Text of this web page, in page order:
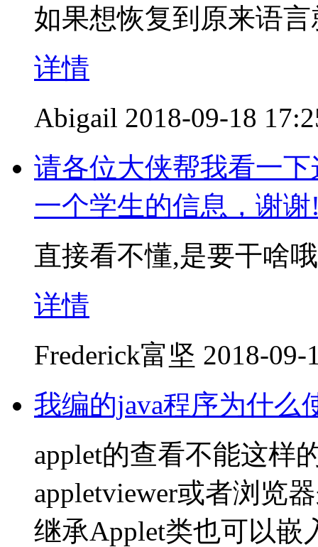
如果想恢复到原来语
详情
Abigail 2018-09-18
请各位大侠帮我看一
一个学生的信息，谢谢
直接看不懂,是要干啥哦
详情
Frederick富坚 2018-09-
我编的java程序为什么
applet的查看不能这样
appletviewer或者浏览
继承Applet类也可以